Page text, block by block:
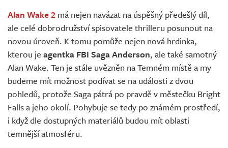
Živě
Alan Wake 2 má nejen navázat na úspěšný předešlý díl,
ale celé dobrodružství spisovatele thrilleru posunout na
novou úroveň. K tomu pomůže nejen nová hrdinka,
kterou je agentka FBI Saga Anderson, ale také samotný
Alan Wake. Ten je stále uvězněn na Temném místě a my
budeme mít možnost podívat se na události z dvou
pohledů, protože Saga pátrá po pravdě v městečku Bright
Falls a jeho okolí. Pohybuje se tedy po známém prostředí,
i když dle dostupných materiálů budou mít oblasti
temnější atmosféru.